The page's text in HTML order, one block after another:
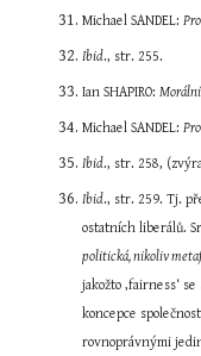
Michael SANDEL:
Ibid., str. 255.
Ian SHAPIRO:
Michael SANDEL:
Ibid., str. 258,
Ibid., str. 259. Tj.
ostatních liberálů.
politická, nikoliv
jakožto ‚fairness‘
koncepce
rovnoprávnými